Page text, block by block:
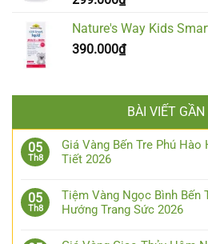
Nature's Way Kids
390.000₫
BÀI VIẾT
05
Th8
Giá Vàng Bến Tre Phú
Tiết 2026
05
Th8
Tiệm Vàng Ngọc Bình Bến
Hướng Trang Sức 2026